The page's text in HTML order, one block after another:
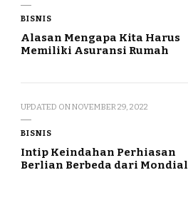
BISNIS
Alasan Mengapa Kita Harus
Memiliki Asuransi Rumah
UPDATED ONNOVEMBER 29, 2022
BISNIS
Intip Keindahan Perhiasan
Berlian Berbeda dari Mondial